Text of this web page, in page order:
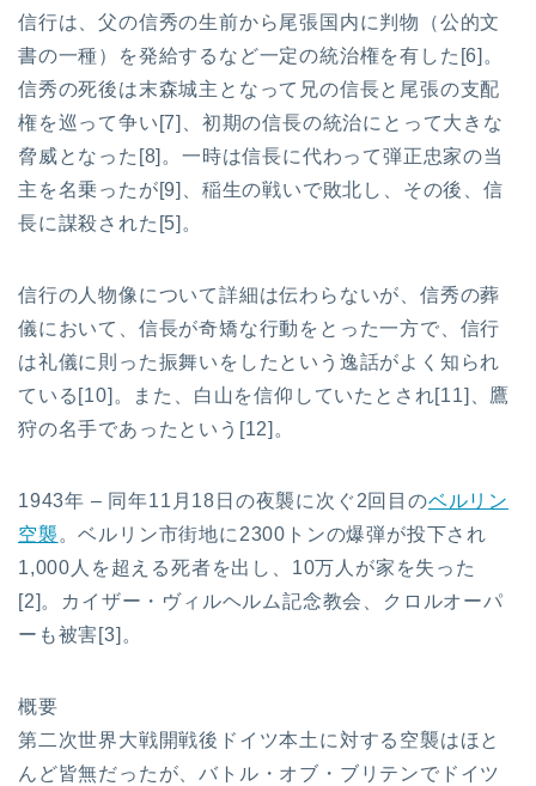
信行は、父の信秀の生前から尾張国内に判物（公的文
書の一種）を発給するなど一定の統治権を有した[6]。
信秀の死後は末森城主となって兄の信長と尾張の支配
権を巡って争い[7]、初期の信長の統治にとって大きな
脅威となった[8]。一時は信長に代わって弾正忠家の当
主を名乗ったが[9]、稲生の戦いで敗北し、その後、信
長に謀殺された[5]。
信行の人物像について詳細は伝わらないが、信秀の葬
儀において、信長が奇矯な行動をとった一方で、信行
は礼儀に則った振舞いをしたという逸話がよく知られ
ている[10]。また、白山を信仰していたとされ[11]、鷹
狩の名手であったという[12]。
1943年 – 同年11月18日の夜襲に次ぐ2回目のベルリン
空襲。ベルリン市街地に2300トンの爆弾が投下され
1,000人を超える死者を出し、10万人が家を失った
[2]。カイザー・ヴィルヘルム記念教会、クロルオーパ
ーも被害[3]。
概要
第二次世界大戦開戦後ドイツ本土に対する空襲はほと
んど皆無だったが、バトル・オブ・ブリテンでドイツ